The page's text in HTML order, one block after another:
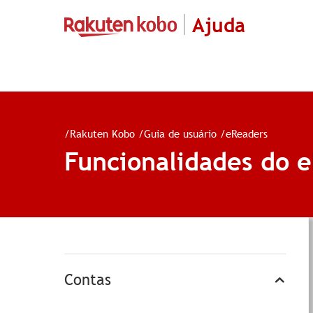
Ajuda
/Rakuten Kobo /Guia de usuário /eReaders
Funcionalidades do
Contas